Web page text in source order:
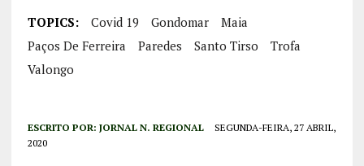
TOPICS: Covid 19 Gondomar
Maia
Paços De Ferreira
Paredes Santo Tirso
Trofa
Valongo
ESCRITO POR: JORNAL N. REGIONAL
SEGUNDA-FEIRA, 27 ABRIL,
2020